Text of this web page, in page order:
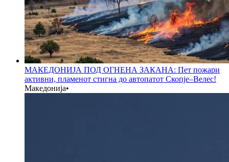
МАКЕДОНИЈА ПОД ОГНЕНА ЗАКАНА: Пет пожари
активни, пламенот стигна до автопатот Скопје–Велес!
Македонија•